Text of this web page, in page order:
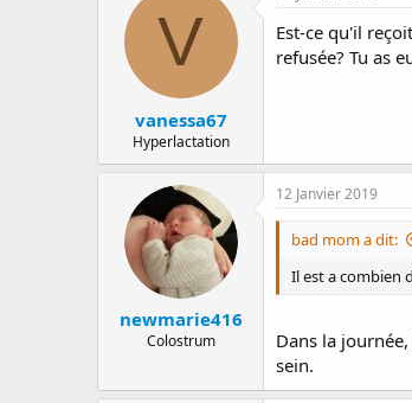
V
vanessa67
Hyperlactation
Est-ce qu'il
refusée? Tu as
newmarie416
Colostrum
12 Janvier 2019
bad mom a dit:
Il est a combien
Dans la
sein.